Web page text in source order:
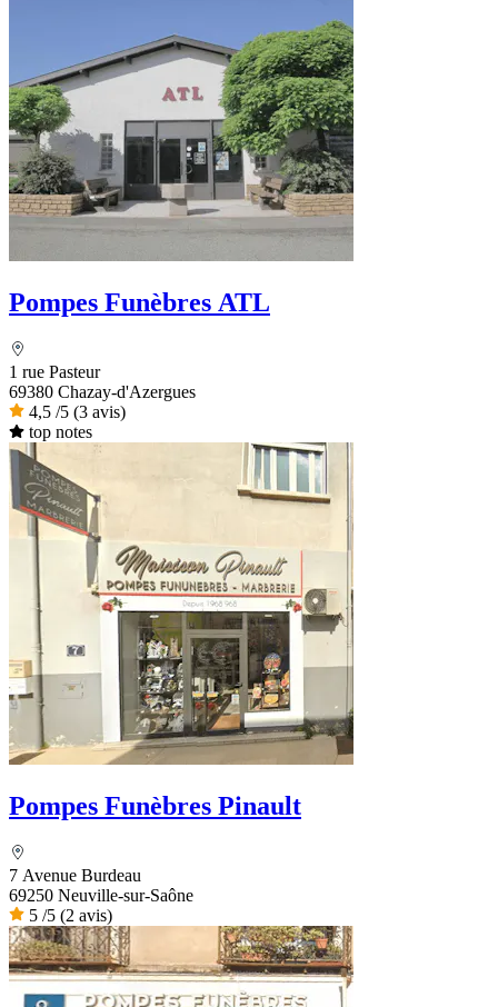
Pompes Funèbres ATL
1 rue Pasteur
69380 Chazay-d'Azergues
4,5 /5 (3 avis)
top notes
Pompes Funèbres Pinault
7 Avenue Burdeau
69250 Neuville-sur-Saône
5 /5 (2 avis)